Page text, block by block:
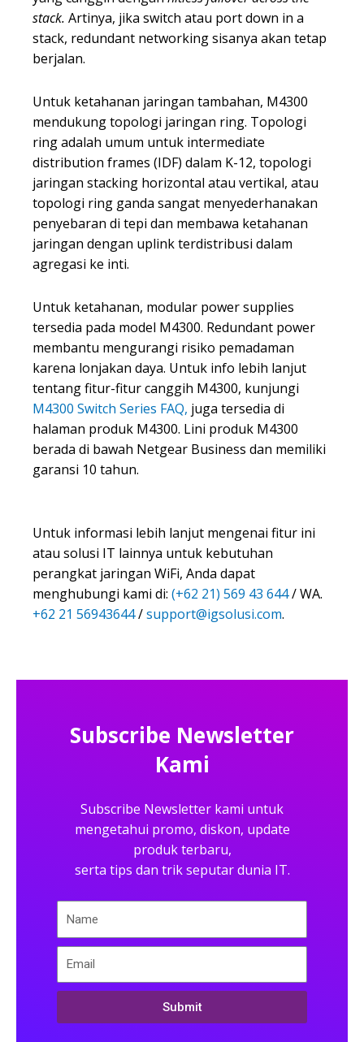
stack. Artinya, jika switch atau port down in a
stack, redundant networking sisanya akan tetap
berjalan.
Untuk ketahanan jaringan tambahan, M4300
mendukung topologi jaringan ring. Topologi
ring adalah umum untuk intermediate
distribution frames (IDF) dalam K-12, topologi
jaringan stacking horizontal atau vertikal, atau
topologi ring ganda sangat menyederhanakan
penyebaran di tepi dan membawa ketahanan
jaringan dengan uplink terdistribusi dalam
agregasi ke inti.
Untuk ketahanan, modular power supplies
tersedia pada model M4300. Redundant power
membantu mengurangi risiko pemadaman
karena lonjakan daya. Untuk info lebih lanjut
tentang fitur-fitur canggih M4300, kunjungi
M4300 Switch Series FAQ, juga tersedia di
halaman produk M4300. Lini produk M4300
berada di bawah Netgear Business dan memiliki
garansi 10 tahun.
Untuk informasi lebih lanjut mengenai fitur ini
atau solusi IT lainnya untuk kebutuhan
perangkat jaringan WiFi, Anda dapat
menghubungi kami di: (+62 21) 569 43 644/ WA.
+62 21 56943644/support@igsolusi.com.
Subscribe Newsletter
Kami
Subscribe Newsletter kami untuk
mengetahui promo, diskon, update
produk terbaru,
serta tips dan trik seputar dunia IT.
Submit